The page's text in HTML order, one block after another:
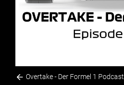
Overtake - Der Formel 1 Podcast